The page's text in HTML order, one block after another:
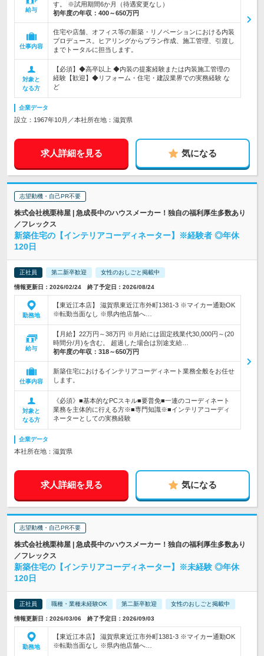
給与
す。 ※試用期間6か月（待遇変更なし）
初年度の年収： 400～650万円
仕事内容
住宅や店舗、オフィス等の新築・リノベーションにおける内装
プロデュース。ヒアリングからプラン作成、施工管理、引渡し
までトータルに担当します。
対象と
なる方
【必須】◆高卒以上 ◆内装の提案経験または内装施工管理の
経験【歓迎】◆リフォーム・住宅・建設業界での実務経験 な
ど
企業データ
設立：1967年10月／本社所在地：滋賀県
求人詳細を見る 気になる
志望動機・自己PR不要
株式会社桃栗柿屋 | 急成長中のハウスメーカー！独自の福利厚生多数あり
／フレックス
新築住宅の【インテリアコーディネーター】※経験者 ◎年休
120日
正社員 第二新卒歓迎 女性のおしごと掲載中
情報更新日：2026/02/24 終了予定日：2026/08/24
勤務地
【東近江本店】 滋賀県東近江市外町1381-3 ※マイカー通勤OK
※転勤当面なし ※県内他店舗へ…
給与
【月給】22万円～38万円 ※月給には固定残業代30,000円～(20
時間分/月)を含む。 超過した場合は別途支給…
初年度の年収： 318～650万円
仕事内容
新築住宅におけるインテリアコーディネート業務全般をお任せ
します。
対象と
なる方
《必須》■基本的なPCスキル■要普免■一連のコーディネート
業務を主体的に行える方※■専門知識※■インテリアコーディ
ネーターとしての実務経験
企業データ
本社所在地：滋賀県
求人詳細を見る 気になる
志望動機・自己PR不要
株式会社桃栗柿屋 | 急成長中のハウスメーカー！独自の福利厚生多数あり
／フレックス
新築住宅の【インテリアコーディネーター】※未経験 ◎年休
120日
正社員 職種・業種未経験OK 第二新卒歓迎 女性のおしごと掲載中
情報更新日：2026/03/06 終了予定日：2026/09/03
勤務地
【東近江本店】 滋賀県東近江市外町1381-3 ※マイカー通勤OK
※転勤当面なし ※県内他店舗へ…